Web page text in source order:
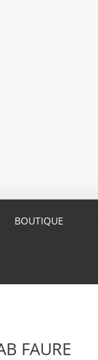
BOUTIQUE
FAURE